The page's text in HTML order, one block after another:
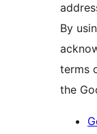
By
terms
the